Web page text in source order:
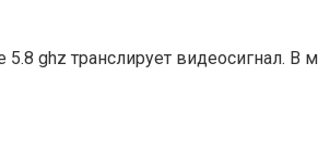
ghz транслирует видеосигнал.